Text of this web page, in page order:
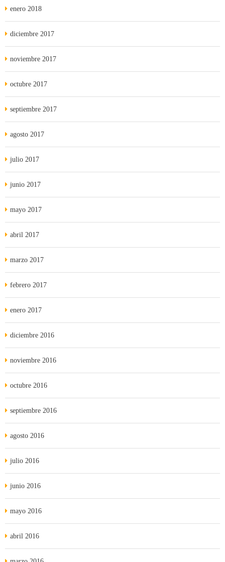
enero 2018
diciembre 2017
noviembre 2017
octubre 2017
septiembre 2017
agosto 2017
julio 2017
junio 2017
mayo 2017
abril 2017
marzo 2017
febrero 2017
enero 2017
diciembre 2016
noviembre 2016
octubre 2016
septiembre 2016
agosto 2016
julio 2016
junio 2016
mayo 2016
abril 2016